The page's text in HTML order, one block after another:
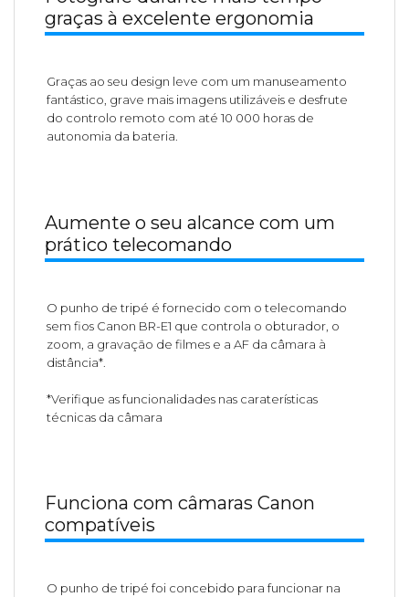
graças à excelente ergonomia
Graças ao seu design leve com um manuseamento
fantástico, grave mais imagens utilizáveis e desfrute
do controlo remoto com até 10 000 horas de
autonomia da bateria.
Aumente o seu alcance com um
prático telecomando
O punho de tripé é fornecido com o telecomando
sem fios Canon BR-E1 que controla o obturador, o
zoom, a gravação de filmes e a AF da câmara à
distância*.
*Verifique as funcionalidades nas caraterísticas
técnicas da câmara
Funciona com câmaras Canon
compatíveis
O punho de tripé foi concebido para funcionar na